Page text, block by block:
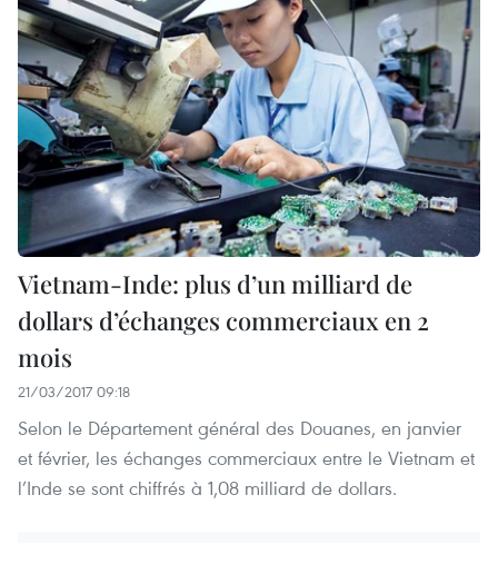
Vietnam-Inde: plus d’un milliard de
dollars d’échanges commerciaux en 2
mois
21/03/2017 09:18
Selon le Département général des Douanes, en janvier
et février, les échanges commerciaux entre le Vietnam et
l’Inde se sont chiffrés à 1,08 milliard de dollars.